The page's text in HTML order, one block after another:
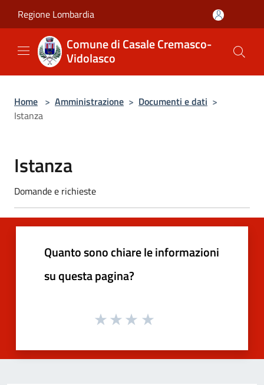
Regione Lombardia
Comune di Casale Cremasco-
Vidolasco
Home > Amministrazione > Documenti e dati >
Istanza
Istanza
Domande e richieste
Quanto sono chiare le informazioni
su questa pagina?